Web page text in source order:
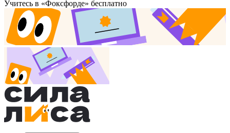
Учитесь в «Фоксфорде» бесплатно